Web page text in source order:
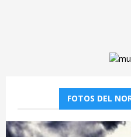
FOTOS DEL